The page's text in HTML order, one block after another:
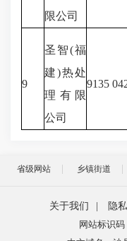
限公司
9
圣智(福
建)热处
理有限
公司
9135
省级网站 乡镇街道
关于我们 隐
网站标识